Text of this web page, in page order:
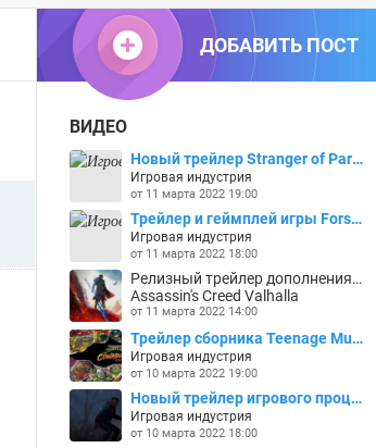
ДОБАВИТЬ ПОСТ
ВИДЕО
Новый трейлер Stranger of Paradise: Final Fantasy Origin
Игровая индустрия
от 11 марта 2022 19:00
Трейлер и геймплей игры Forspoken
Игровая индустрия
от 11 марта 2022 18:00
Релизный трейлер дополнения Dawn of Ragnarok для Assassin's Creed Valhalla
Assassin's Creed Valhalla
от 11 марта 2022 14:00
Трейлер сборника Teenage Mutant Ninja Turtles - The Cowabunga Collection
Игровая индустрия
от 10 марта 2022 19:00
Новый трейлер игрового процесса Evil Dead: The Game
Игровая индустрия
от 10 марта 2022 18:00